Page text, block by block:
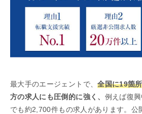
最大手のエージェントで、全国に19箇
方の求人にも圧倒的に強く、 例えば復
でも約2,700件もの求人があります。公